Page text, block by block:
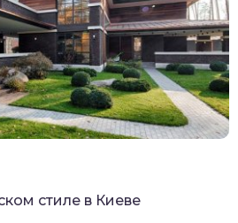
стиле в Киеве